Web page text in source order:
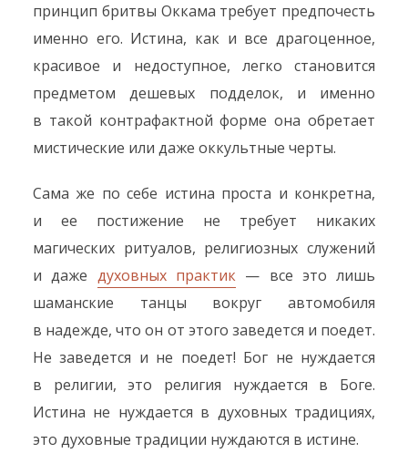
принцип бритвы Оккама требует предпочесть
именно его. Истина, как и все драгоценное,
красивое и недоступное, легко становится
предметом дешевых подделок, и именно
в такой контрафактной форме она обретает
мистические или даже оккультные черты.
Сама же по себе истина проста и конкретна,
и ее постижение не требует никаких
магических ритуалов, религиозных служений
и даже духовных практик— все это лишь
шаманские танцы вокруг автомобиля
в надежде, что он от этого заведется и поедет.
Не заведется и не поедет! Бог не нуждается
в религии, это религия нуждается в Боге.
Истина не нуждается в духовных традициях,
это духовные традиции нуждаются в истине.